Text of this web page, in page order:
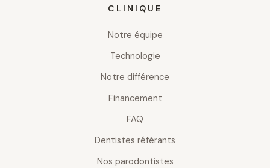
CLINIQUE
Notre équipe
Technologie
Notre différence
Financement
FAQ
Dentistes référants
Nos parodontistes